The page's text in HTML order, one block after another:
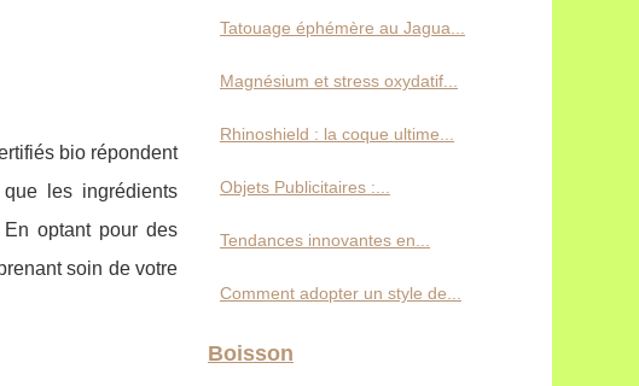
bio répondent
les ingrédients
optant pour des
soin de votre
Tatouage éphémère au Jagua...
Magnésium et stress oxydatif...
Rhinoshield : la coque ultime...
Objets Publicitaires :...
Tendances innovantes en...
Comment adopter un style de...
Boisson